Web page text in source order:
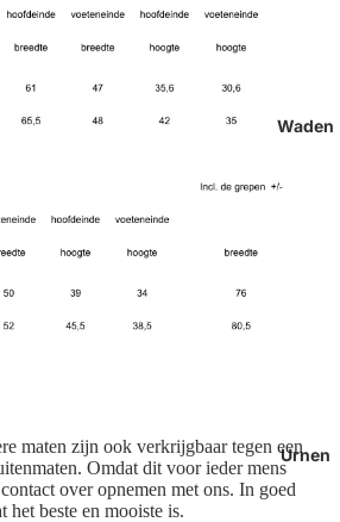
Waden
Urnen
maten zijn ook verkrijgbaar tegen een
Omdat dit voor ieder mens
over opnemen met ons. In goed
beste en mooiste is.